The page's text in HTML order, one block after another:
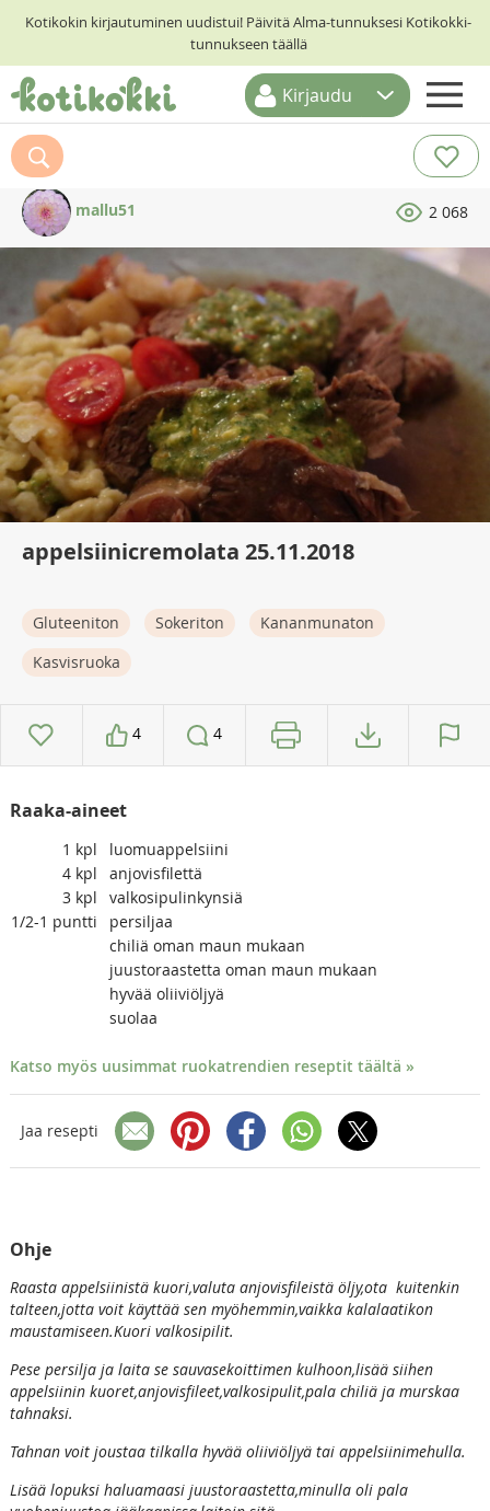
Kotikokin kirjautuminen uudistui! Päivitä Alma-tunnuksesi Kotikokki-
tunnukseen täällä
ETUSIVU
RESEPTIHAKU
RUOKATEEMAT
KESKUSTELUT
KOTIKOKIT
Kirjaudu
mallu51 2 068
appelsiinicremolata 25.11.2018
Gluteeniton Sokeriton
Kananmunaton
Kasvisruoka
4 4
Raaka-aineet
1 kpl
luomuappelsiini
4 kpl
anjovisfilettä
3 kpl
valkosipulinkynsiä
1/2-1 puntti
persiljaa
chiliä oman maun mukaan
juustoraastetta oman maun mukaan
hyvää oliiviöljyä
suolaa
Katso myös uusimmat ruokatrendien reseptit täältä »
Jaa resepti
Ohje
Raasta appelsiinistä kuori,valuta anjovisfileistä öljy,ota kuitenkin
talteen,jotta voit käyttää sen myöhemmin,vaikka kalalaatikon
maustamiseen.Kuori valkosipilit.
Pese persilja ja laita se sauvasekoittimen kulhoon,lisää siihen
appelsiinin kuoret,anjovisfileet,valkosipulit,pala chiliä ja murskaa
tahnaksi.
Tahnan voit joustaa tilkalla hyvää oliiviöljyä tai appelsiinimehulla.
Lisää lopuksi haluamaasi juustoraastetta,minulla oli pala